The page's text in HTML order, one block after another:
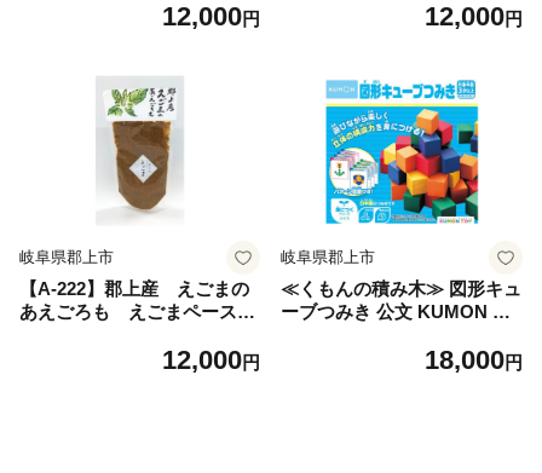
12,000円
レッシング 野菜に 豆腐に 味
12,000円
岐阜県郡上市
【A-222】郡上産 えごまの
あえごろも えごまペースト
12,000円
岐阜県郡上市
≪くもんの積み木≫ 図形キュ
ーブつみき 公文 KUMON つ
プレゼント 日本製 国産 図形
18,000円